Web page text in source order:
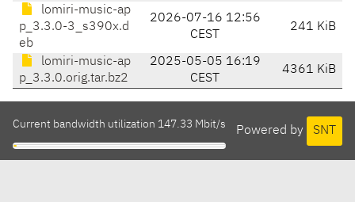
lomiri-music-ap
p_3.3.0-3_s390x.d
eb
2026-07-16 12:56
CEST
241 KiB
lomiri-music-ap
p_3.3.0.orig.tar.bz2
2025-05-05 16:19
CEST
4361 KiB
Powered by SNT
Current bandwidth utilization 147.33 Mbit/s